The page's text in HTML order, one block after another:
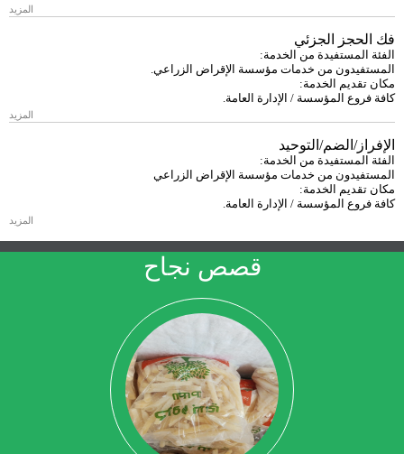
الجزئي
من الخدمة:
من خدمات مؤسسة الإقراض الزراعي.
الخدمة:
المؤسسة / الإدارة العامة.
الضم/التوحيد
من الخدمة:
من خدمات مؤسسة الإقراض الزراعي
الخدمة:
المؤسسة / الإدارة العامة.
قصص نجاح